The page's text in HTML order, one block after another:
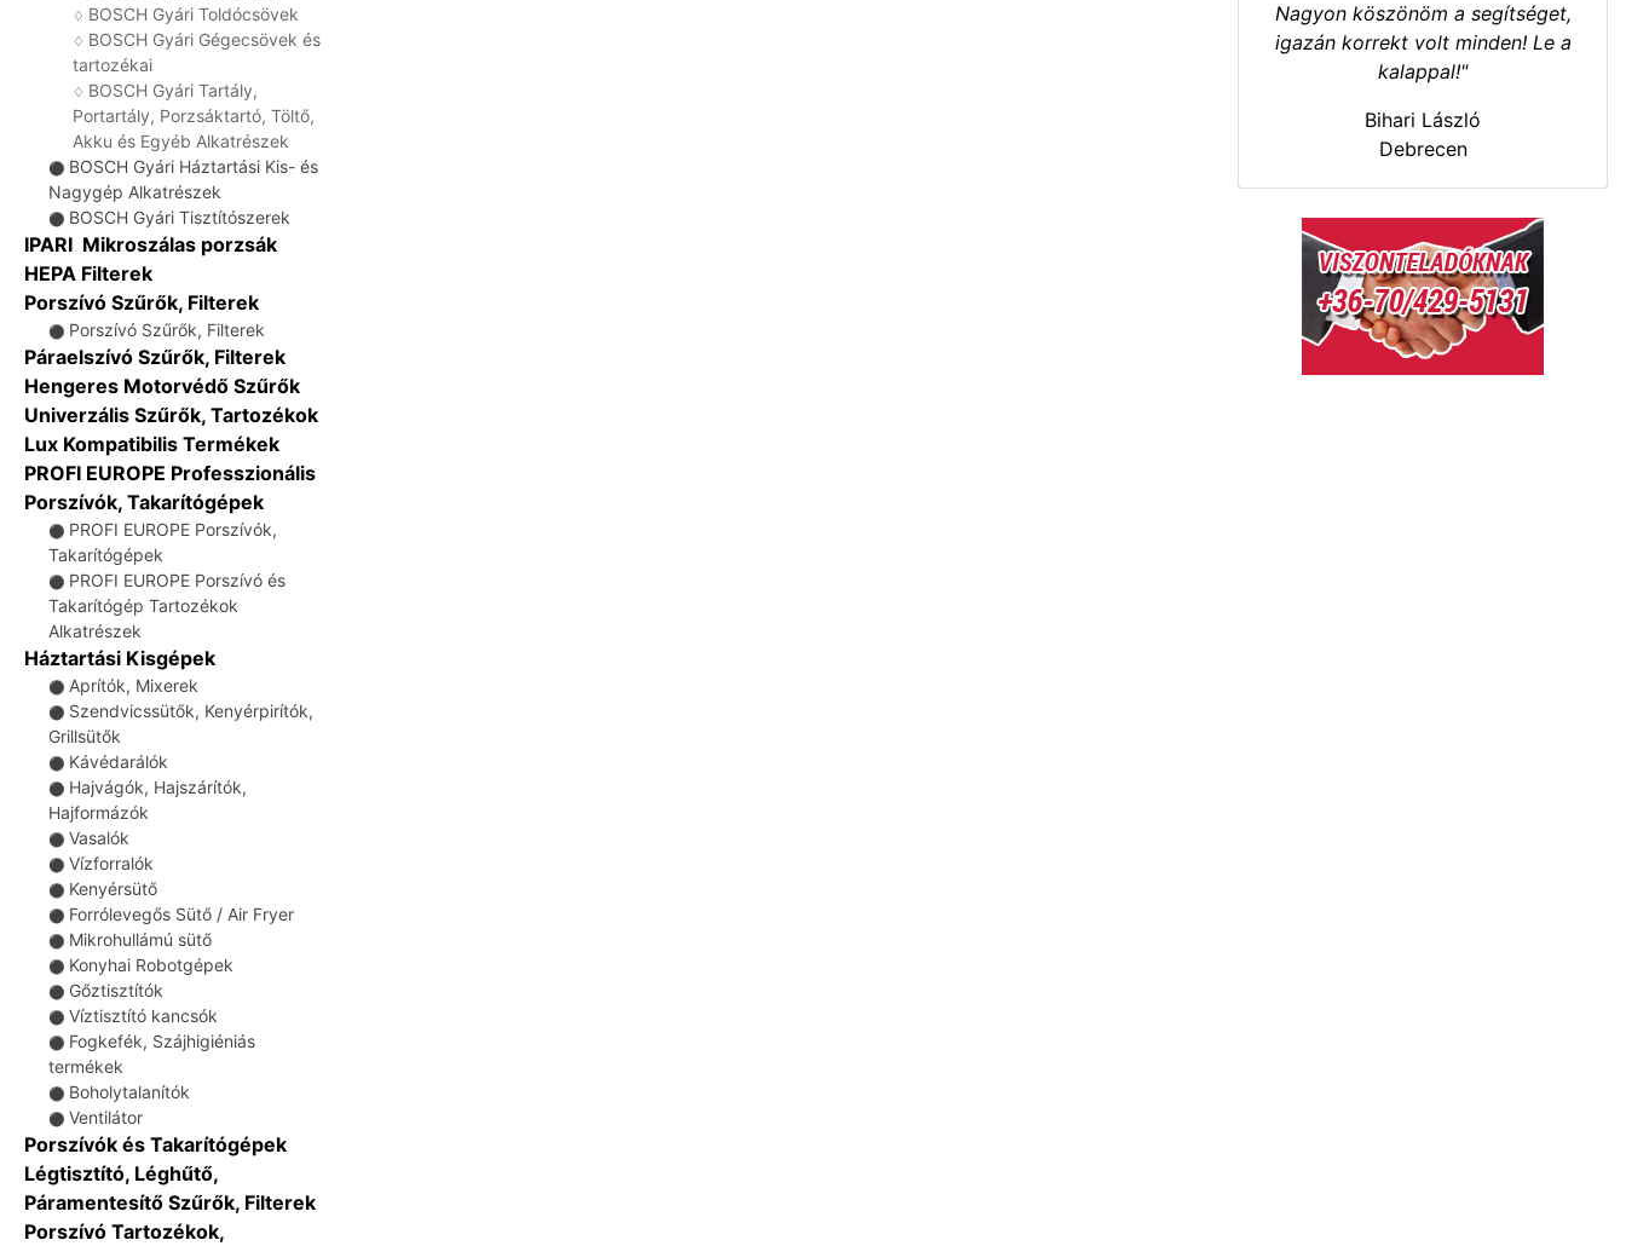
♢ BOSCH Gyári Toldócsövek
♢ BOSCH Gyári Gégecsövek és
tartozékai
♢ BOSCH Gyári Tartály,
Portartály, Porzsáktartó, Töltő,
Akku és Egyéb Alkatrészek
⚫ BOSCH Gyári Háztartási Kis- és
Nagygép Alkatrészek
⚫ BOSCH Gyári Tisztítószerek
IPARI Mikroszálas porzsák
HEPA Filterek
Porszívó Szűrők, Filterek
⚫ Porszívó Szűrők, Filterek
Páraelszívó Szűrők, Filterek
Hengeres Motorvédő Szűrők
Univerzális Szűrők, Tartozékok
Lux Kompatibilis Termékek
PROFI EUROPE Professzionális
Porszívók, Takarítógépek
⚫ PROFI EUROPE Porszívók,
Takarítógépek
⚫ PROFI EUROPE Porszívó és
Takarítógép Tartozékok
Alkatrészek
Háztartási Kisgépek
⚫ Aprítók, Mixerek
⚫ Szendvicssütők, Kenyérpirítók,
Grillsütők
⚫ Kávédarálók
⚫ Hajvágók, Hajszárítók,
Hajformázók
⚫ Vasalók
⚫ Vízforralók
⚫ Kenyérsütő
⚫ Forrólevegős Sütő / Air Fryer
⚫ Mikrohullámú sütő
⚫ Konyhai Robotgépek
⚫ Gőztisztítók
⚫ Víztisztító kancsók
⚫ Fogkefék, Szájhigiéniás
termékek
⚫ Boholytalanítók
⚫ Ventilátor
Porszívók és Takarítógépek
Légtisztító, Léghűtő,
Páramentesítő Szűrők, Filterek
Porszívó Tartozékok,
Nagyon köszönöm a segítséget,
igazán korrekt volt minden! Le a
kalappal!"
Bihari László
Debrecen